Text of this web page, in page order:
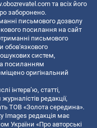
та всіх його
заборонено.
письмового дозволу
посилання на сайт
письмового
обов'язкового
систем,
посиланням
оригінальний
інтерв’ю, статті,
редакції,
ТОВ «Золота середина».
Images редакція має
України «Про авторські